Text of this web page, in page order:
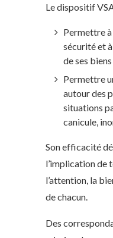
Le dispositif
Permettre
sécurité et
de ses
Permettre
autour des
situations
canicule,
Son efficacité
l’implication de
l’attention, la
de chacun.
Des